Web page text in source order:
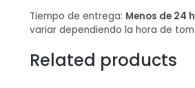
Tiempo de entrega: Menos de 24
variar dependiendo la hora de
Related products